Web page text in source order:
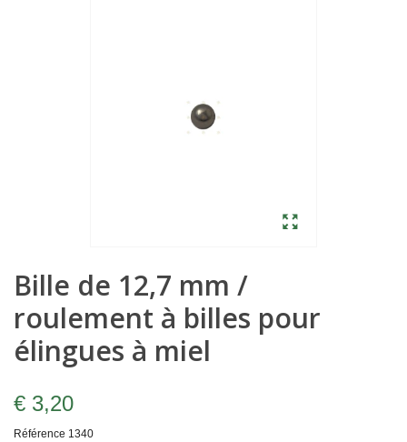
Bille de 12,7 mm /
roulement à billes pour
élingues à miel
€ 3,20
Référence 1340